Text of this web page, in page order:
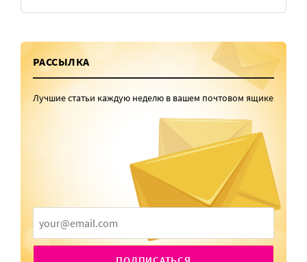
РАССЫЛКА
Лучшие статьи каждую неделю в вашем почтовом ящике